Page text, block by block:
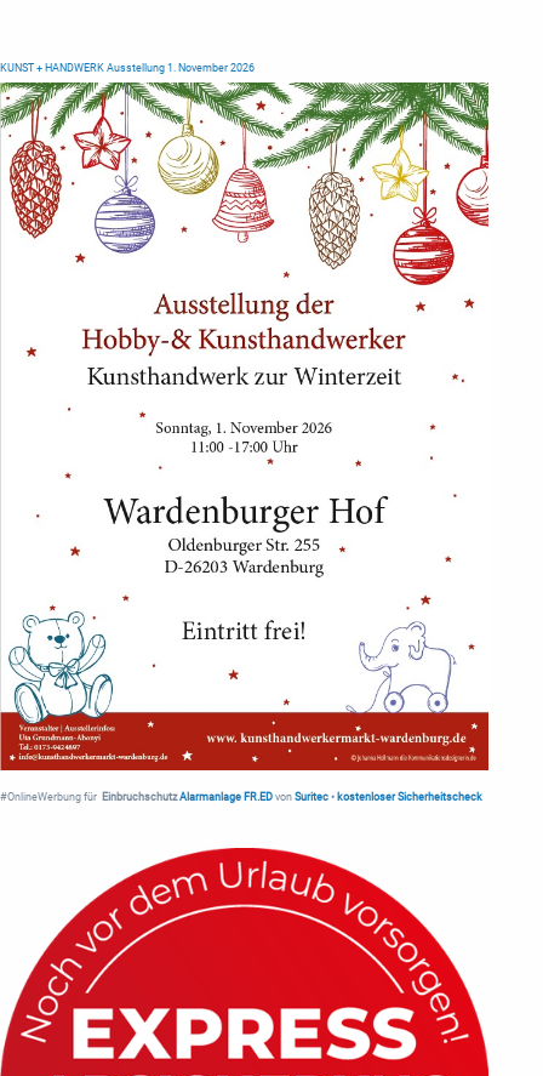
KUNST + HANDWERK Ausstellung 1. November 2026
#OnlineWerbung für Einbruchschutz Alarmanlage FR.ED von Suritec • kostenloser Sicherheitscheck